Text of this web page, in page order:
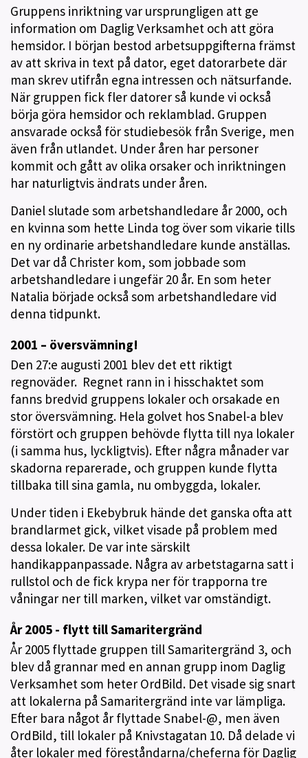
Gruppens inriktning var ursprungligen att ge
information om Daglig Verksamhet och att göra
hemsidor. I början bestod arbetsuppgifterna främst
av att skriva in text på dator, eget datorarbete där
man skrev utifrån egna intressen och nätsurfande.
När gruppen fick fler datorer så kunde vi också
börja göra hemsidor och reklamblad. Gruppen
ansvarade också för studiebesök från Sverige, men
även från utlandet. Under åren har personer
kommit och gått av olika orsaker och inriktningen
har naturligtvis ändrats under åren.
Daniel slutade som arbetshandledare år 2000, och
en kvinna som hette Linda tog över som vikarie tills
en ny ordinarie arbetshandledare kunde anställas.
Det var då Christer kom, som jobbade som
arbetshandledare i ungefär 20 år. En som heter
Natalia började också som arbetshandledare vid
denna tidpunkt.
2001 – översvämning!
Den 27:e augusti 2001 blev det ett riktigt
regnoväder. Regnet rann in i hisschaktet som
fanns bredvid gruppens lokaler och orsakade en
stor översvämning. Hela golvet hos Snabel-a blev
förstört och gruppen behövde flytta till nya lokaler
(i samma hus, lyckligtvis). Efter några månader var
skadorna reparerade, och gruppen kunde flytta
tillbaka till sina gamla, nu ombyggda, lokaler.
Under tiden i Ekebybruk hände det ganska ofta att
brandlarmet gick, vilket visade på problem med
dessa lokaler. De var inte särskilt
handikappanpassade. Några av arbetstagarna satt i
rullstol och de fick krypa ner för trapporna tre
våningar ner till marken, vilket var omständigt.
År 2005 - flytt till Samaritergränd
År 2005 flyttade gruppen till Samaritergränd 3, och
blev då grannar med en annan grupp inom Daglig
Verksamhet som heter OrdBild. Det visade sig snart
att lokalerna på Samaritergränd inte var lämpliga.
Efter bara något år flyttade Snabel-@, men även
OrdBild, till lokaler på Knivstagatan 10. Då delade vi
åter lokaler med föreståndarna/cheferna för Daglig